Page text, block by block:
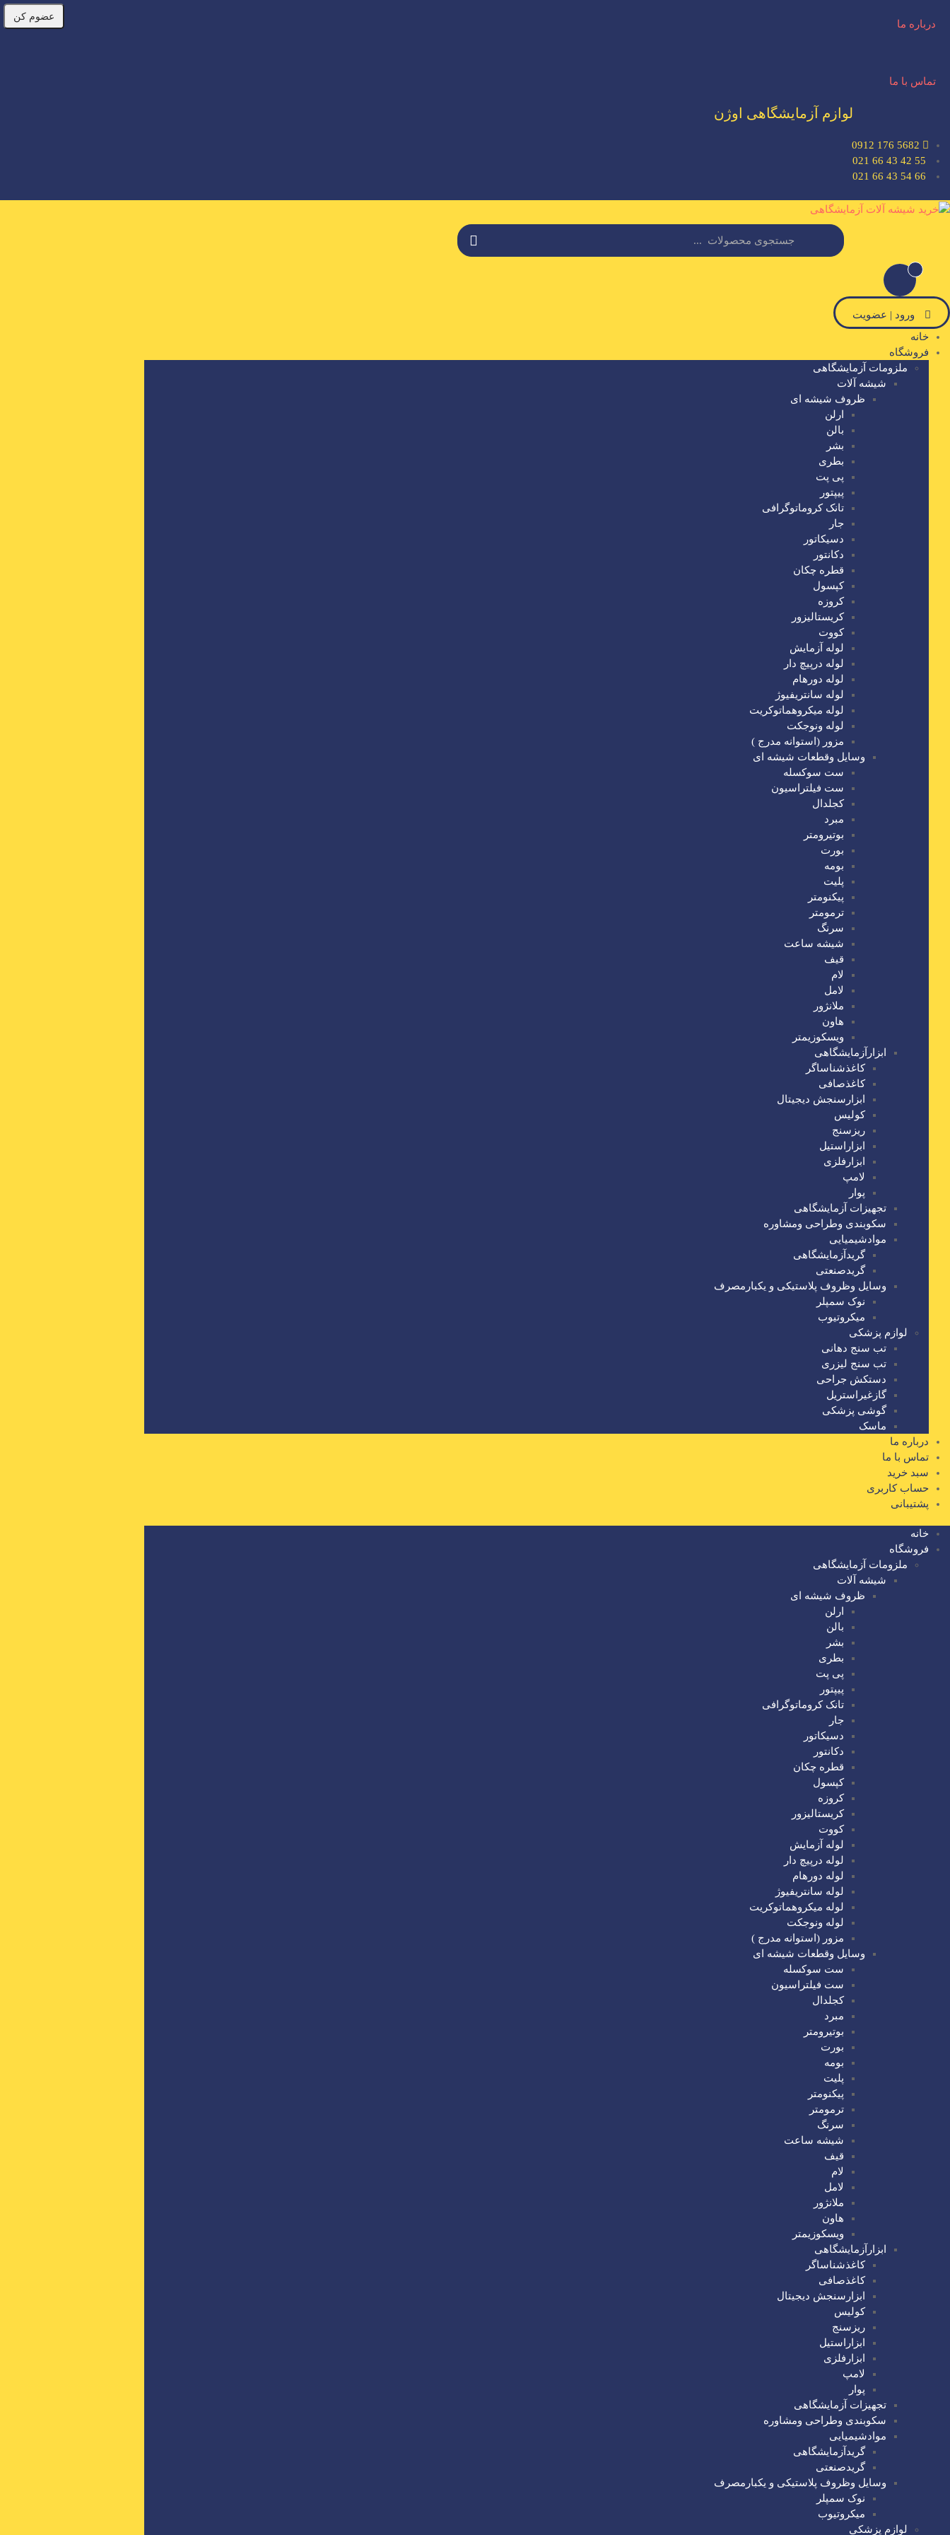
درباره ما
تماس با ما
لوازم آزمایشگاهی اوژن
5682 176 0912
55 42 43 66 021
66 54 43 66 021
ورود | عضویت
خانه
فروشگاه
ملزومات آزمایشگاهی
شیشه آلات
ظروف شیشه ای
ارلن
بالن
بشر
بطری
پی پت
پیپتور
تانک کروماتوگرافی
جار
دسیکاتور
دکانتور
قطره چکان
کپسول
کروزه
کریستالیزور
کووت
لوله آزمایش
لوله درپیچ دار
لوله دورهام
لوله سانتریفیوژ
لوله میکروهماتوکریت
لوله ونوجکت
مزور (استوانه مدرج )
وسایل وقطعات شیشه ای
ست سوکسله
ست فیلتراسیون
کجلدال
مبرد
بوتیرومتر
بورت
بومه
پلیت
پیکنومتر
ترمومتر
سرنگ
شیشه ساعت
قیف
لام
لامل
ملانژور
هاون
ویسکوزیمتر
ابزارآزمایشگاهی
کاغذشناساگر
کاغذصافی
ابزارسنجش دیجیتال
کولیس
ریزسنج
ابزاراستیل
ابزارفلزی
لامپ
پوار
تجهیزات آزمایشگاهی
سکوبندی وطراحی ومشاوره
موادشیمیایی
گریدآزمایشگاهی
گریدصنعتی
وسایل وظروف پلاستیکی و یکبارمصرف
نوک سمپلر
میکروتیوب
لوازم پزشکی
تب سنج دهانی
تب سنج لیزری
دستکش جراحی
گازغیراستریل
گوشی پزشکی
ماسک
درباره ما
تماس با ما
سبد خرید
حساب کاربری
پشتیبانی
خانه
فروشگاه
ملزومات آزمایشگاهی
شیشه آلات
ظروف شیشه ای
ارلن
بالن
بشر
بطری
پی پت
پیپتور
تانک کروماتوگرافی
جار
دسیکاتور
دکانتور
قطره چکان
کپسول
کروزه
کریستالیزور
کووت
لوله آزمایش
لوله درپیچ دار
لوله دورهام
لوله سانتریفیوژ
لوله میکروهماتوکریت
لوله ونوجکت
مزور (استوانه مدرج )
وسایل وقطعات شیشه ای
ست سوکسله
ست فیلتراسیون
کجلدال
مبرد
بوتیرومتر
بورت
بومه
پلیت
پیکنومتر
ترمومتر
سرنگ
شیشه ساعت
قیف
لام
لامل
ملانژور
هاون
ویسکوزیمتر
ابزارآزمایشگاهی
کاغذشناساگر
کاغذصافی
ابزارسنجش دیجیتال
کولیس
ریزسنج
ابزاراستیل
ابزارفلزی
لامپ
پوار
تجهیزات آزمایشگاهی
سکوبندی وطراحی ومشاوره
موادشیمیایی
گریدآزمایشگاهی
گریدصنعتی
وسایل وظروف پلاستیکی و یکبارمصرف
نوک سمپلر
میکروتیوب
لوازم پزشکی
عضوم کن